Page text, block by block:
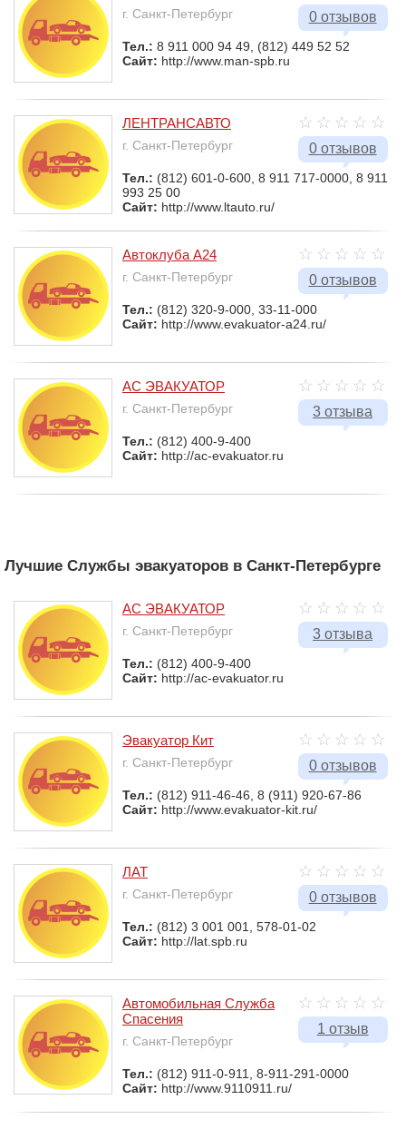
0 отзывов
г. Санкт-Петербург
Тел.: 8 911 000 94 49, (812) 449 52 52
Сайт: http://www.man-spb.ru
0 отзывов
ЛЕНТРАНСАВТО
г. Санкт-Петербург
Тел.: (812) 601-0-600, 8 911 717-0000, 8 911
993 25 00
Сайт: http://www.ltauto.ru/
0 отзывов
Автоклуба A24
г. Санкт-Петербург
Тел.: (812) 320-9-000, 33-11-000
Сайт: http://www.evakuator-a24.ru/
3 отзыва
АС ЭВАКУАТОР
г. Санкт-Петербург
Тел.: (812) 400-9-400
Сайт: http://ac-evakuator.ru
Лучшие Службы эвакуаторов в Санкт-Петербурге
3 отзыва
АС ЭВАКУАТОР
г. Санкт-Петербург
Тел.: (812) 400-9-400
Сайт: http://ac-evakuator.ru
0 отзывов
Эвакуатор Кит
г. Санкт-Петербург
Тел.: (812) 911-46-46, 8 (911) 920-67-86
Сайт: http://www.evakuator-kit.ru/
0 отзывов
ЛАТ
г. Санкт-Петербург
Тел.: (812) 3 001 001, 578-01-02
Сайт: http://lat.spb.ru
1 отзыв
Автомобильная Служба
Спасения
г. Санкт-Петербург
Тел.: (812) 911-0-911, 8-911-291-0000
Сайт: http://www.9110911.ru/